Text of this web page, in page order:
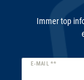
Immer top
E-MAIL **
Newsletter